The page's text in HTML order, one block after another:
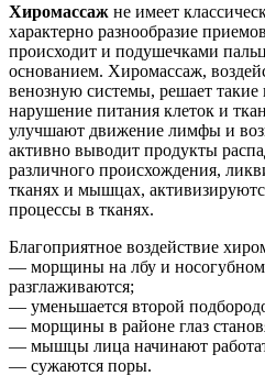
Хиромассаж не имеет
характерно разнообразие
происходит и подушечками
основанием. Хиромассаж,
венозную системы, решает
нарушение питания клеток и
улучшают движение лимфы и
активно выводит продукты
различного происхождения,
тканях и мышцах,
процессы в тканях.
Благоприятное воздействие
— морщины на лбу и носогубном
разглаживаются;
— уменьшается второй
— морщины в районе глаз
— мышцы лица начинают
— сужаются поры.